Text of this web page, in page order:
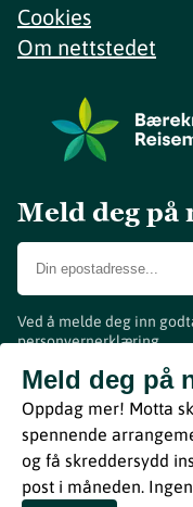
Cookies
Om nettstedet
Meld deg på
Ved å melde deg inn
personvernerklæring.
Meld deg på
Oppdag mer! Motta
spennende
og få skreddersydd
post i måneden.
Turistinformasjon
Vestfold
ByBreakfast